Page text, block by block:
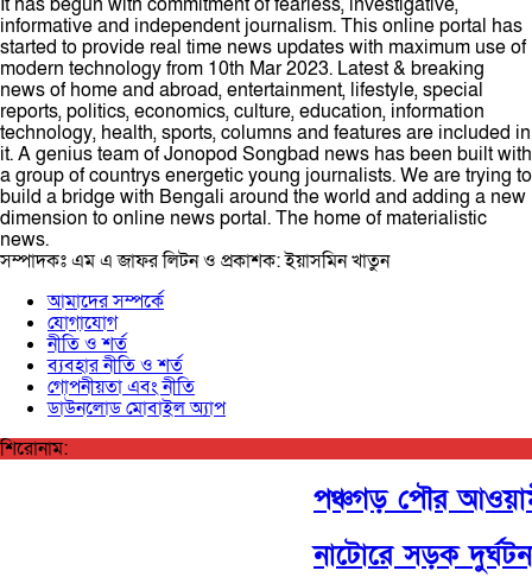
informative and independent journalism. This online portal has
started to provide real time news updates with maximum use of
modern technology from 10th Mar 2023. Latest & breaking
news of home and abroad, entertainment, lifestyle, special
reports, politics, economics, culture, education, information
technology, health, sports, columns and features are included in
it. A genius team of Jonopod Songbad news has been built with
a group of countrys energetic young journalists. We are trying to
build a bridge with Bengali around the world and adding a new
dimension to online news portal. The home of materialistic
news.
সম্পাদকঃ এম এ জাফর লিটন ও প্রকাশক: ইয়াসমিন খাতুন
আমাদের সম্পর্কে
যোগাযোগ
নীতি ও শর্ত
ব্যবহার নীতি ও শর্ত
গোপনীয়তা এবং নীতি
ডাউনলোড মোবাইল অ্যাপ
শিরোনাম:
পঞ্চগড় পৌর আওয়ামী
নাটোরে সড়ক